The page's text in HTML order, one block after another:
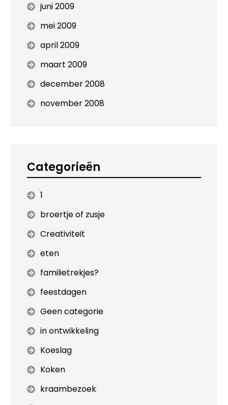
juni 2009
mei 2009
april 2009
maart 2009
december 2008
november 2008
Categorieën
1
broertje of zusje
Creativiteit
eten
familietrekjes?
feestdagen
Geen categorie
in ontwikkeling
Koeslag
Koken
kraambezoek